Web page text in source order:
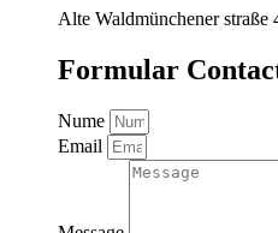
Alte Waldmünchener straße
Formular
Nume
Email